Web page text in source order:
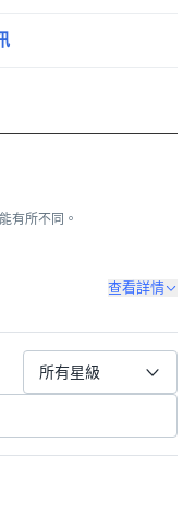
有所不同。
查看詳情
所有星級